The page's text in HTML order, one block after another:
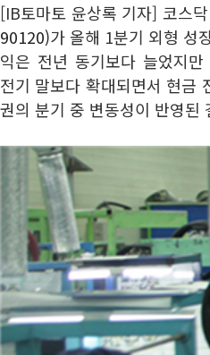
[IB토마토 윤상록 기자] 코스
90120)가 올해 1분기 외형 성
익은 전년 동기보다 늘었지만
전기 말보다 확대되면서 현금
권의 분기 중 변동성이 반영된